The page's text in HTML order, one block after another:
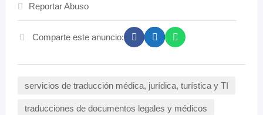
Reportar Abuso
Comparte este anuncio:
servicios de traducción médica, jurídica, turística y TI
traducciones de documentos legales y médicos